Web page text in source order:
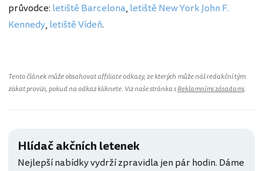
průvodce: letiště Barcelona, letiště New York John F.
Kennedy, letiště Vídeň.
Tento článek může obsahovat affiliate odkazy, ze kterých může náš redakční tým
získat provizi, pokud na odkaz kliknete. Viz naše stránka sReklamními zásadami.
Hlídač akčních letenek
Nejlepší nabídky vydrží zpravidla jen pár hodin. Dáme